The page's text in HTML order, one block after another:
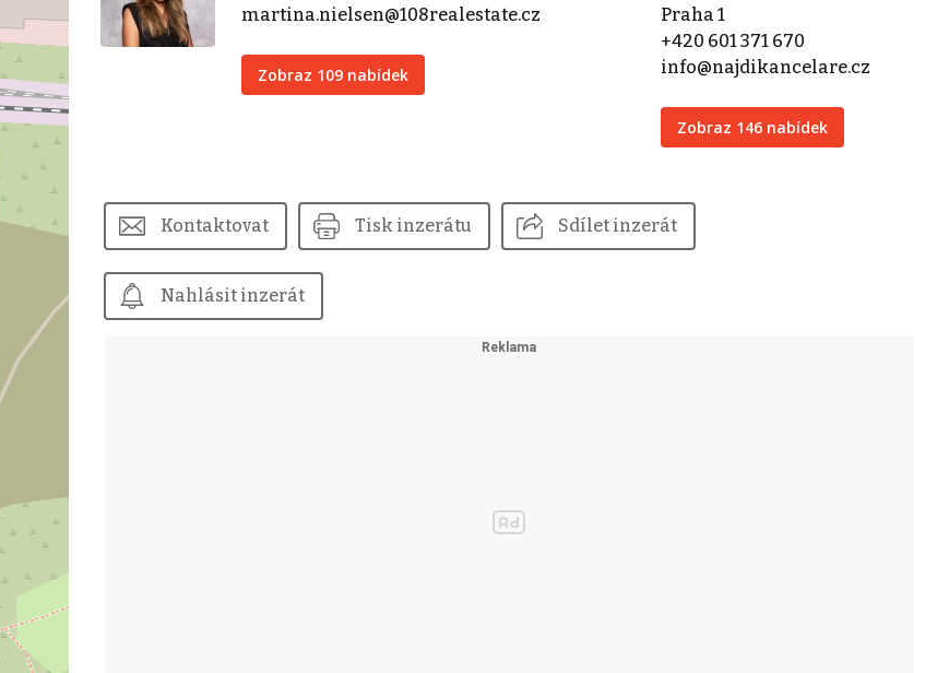
martina.nielsen@108realestate.cz
Zobraz 109 nabídek
Praha 1
+420 601 371 670
info@najdikancelare.cz
Zobraz 146 nabídek
Kontaktovat Tisk inzerátu Sdílet inzerát
Nahlásit inzerát